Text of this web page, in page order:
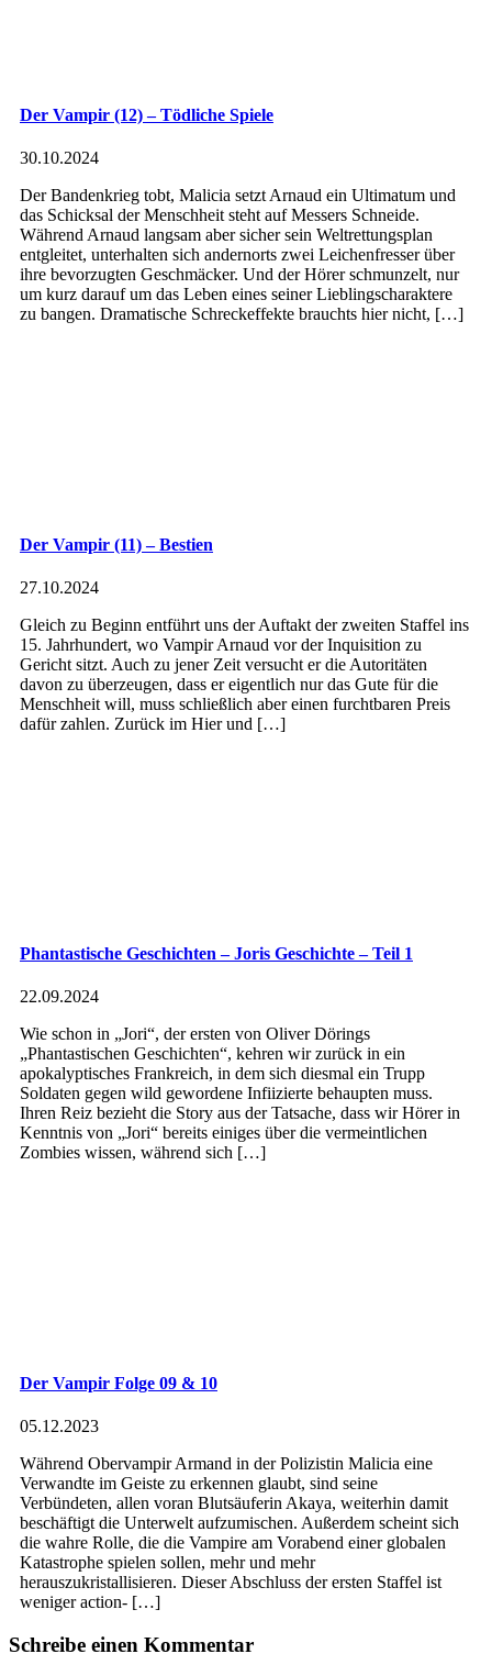
Der Vampir (12) – Tödliche Spiele
30.10.2024
Der Bandenkrieg tobt, Malicia setzt Arnaud ein Ultimatum und
das Schicksal der Menschheit steht auf Messers Schneide.
Während Arnaud langsam aber sicher sein Weltrettungsplan
entgleitet, unterhalten sich andernorts zwei Leichenfresser über
ihre bevorzugten Geschmäcker. Und der Hörer schmunzelt, nur
um kurz darauf um das Leben eines seiner Lieblingscharaktere
zu bangen. Dramatische Schreckeffekte brauchts hier nicht, […]
Der Vampir (11) – Bestien
27.10.2024
Gleich zu Beginn entführt uns der Auftakt der zweiten Staffel ins
15. Jahrhundert, wo Vampir Arnaud vor der Inquisition zu
Gericht sitzt. Auch zu jener Zeit versucht er die Autoritäten
davon zu überzeugen, dass er eigentlich nur das Gute für die
Menschheit will, muss schließlich aber einen furchtbaren Preis
dafür zahlen. Zurück im Hier und […]
Phantastische Geschichten – Joris Geschichte – Teil 1
22.09.2024
Wie schon in „Jori“, der ersten von Oliver Dörings
„Phantastischen Geschichten“, kehren wir zurück in ein
apokalyptisches Frankreich, in dem sich diesmal ein Trupp
Soldaten gegen wild gewordene Infiizierte behaupten muss.
Ihren Reiz bezieht die Story aus der Tatsache, dass wir Hörer in
Kenntnis von „Jori“ bereits einiges über die vermeintlichen
Zombies wissen, während sich […]
Der Vampir Folge 09 & 10
05.12.2023
Während Obervampir Armand in der Polizistin Malicia eine
Verwandte im Geiste zu erkennen glaubt, sind seine
Verbündeten, allen voran Blutsäuferin Akaya, weiterhin damit
beschäftigt die Unterwelt aufzumischen. Außerdem scheint sich
die wahre Rolle, die die Vampire am Vorabend einer globalen
Katastrophe spielen sollen, mehr und mehr
herauszukristallisieren. Dieser Abschluss der ersten Staffel ist
weniger action- […]
Schreibe einen Kommentar